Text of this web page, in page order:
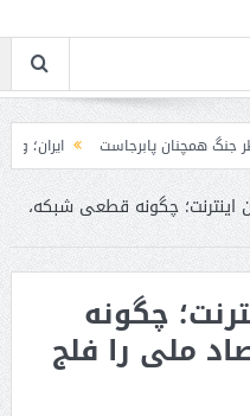
پابرجاست ایران؛ واکنش ترامپ
اینترنت؛ چگونه قطعی شبکه،
چگونه
ملی را فلج